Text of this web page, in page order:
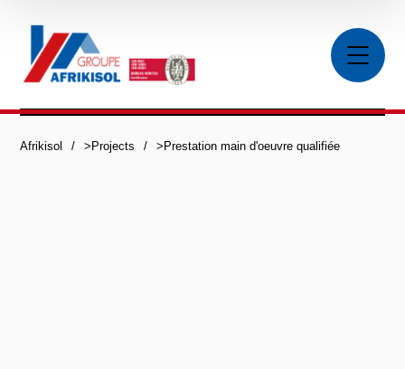
Afrikisol > Projects > Prestation main d'oeuvre qualifiée